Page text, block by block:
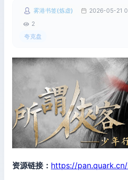
雾港书签(炼虚) 2026-05-21
2
夸克盘
资源链接： https://